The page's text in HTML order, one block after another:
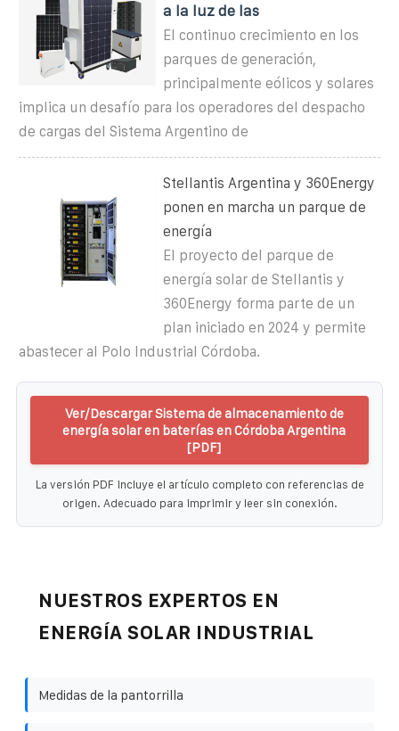
a la luz de las
El continuo crecimiento en los
parques de generación,
principalmente eólicos y solares
implica un desafío para los operadores del despacho
de cargas del Sistema Argentino de
Stellantis Argentina y 360Energy
ponen en marcha un parque de
energía
El proyecto del parque de
energía solar de Stellantis y
360Energy forma parte de un
plan iniciado en 2024 y permite
abastecer al Polo Industrial Córdoba.
Ver/Descargar Sistema de almacenamiento de
energía solar en baterías en Córdoba Argentina
[PDF]
La versión PDF incluye el artículo completo con referencias de
origen. Adecuado para imprimir y leer sin conexión.
NUESTROS EXPERTOS EN
ENERGÍA SOLAR INDUSTRIAL
Medidas de la pantorrilla